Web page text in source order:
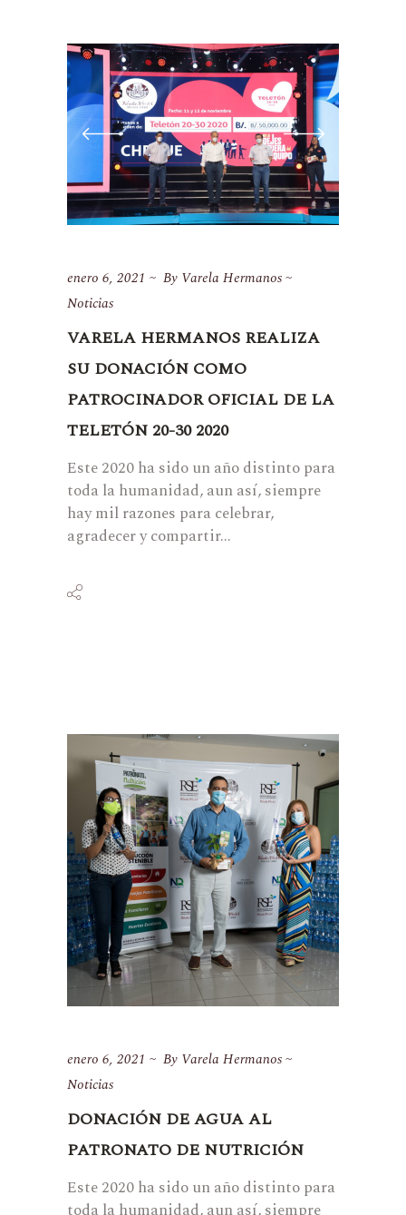
enero 6, 2021 By Varela Hermanos
Noticias
VARELA HERMANOS REALIZA
SU DONACIÓN COMO
PATROCINADOR OFICIAL DE LA
TELETÓN 20-30 2020
Este 2020 ha sido un año distinto para
toda la humanidad, aun así, siempre
hay mil razones para celebrar,
agradecer y compartir...
enero 6, 2021 By Varela Hermanos
Noticias
DONACIÓN DE AGUA AL
PATRONATO DE NUTRICIÓN
Este 2020 ha sido un año distinto para